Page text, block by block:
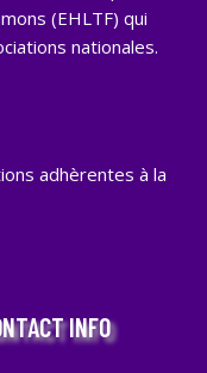
(EHLTF) qui
nationales.
adhèrentes à la
INFO